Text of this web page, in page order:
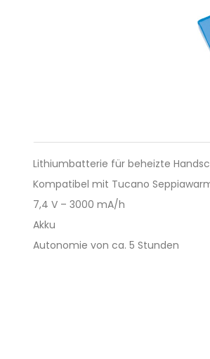
Lithiumbatterie für beheizte
Kompatibel mit Tucano
7,4 V – 3000 mA/h
Akku
Autonomie von ca. 5 Stunden